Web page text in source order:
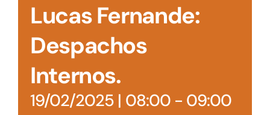
Lucas Fernande:
Despachos
Internos.
19/02/2025 | 08:00- 09:00